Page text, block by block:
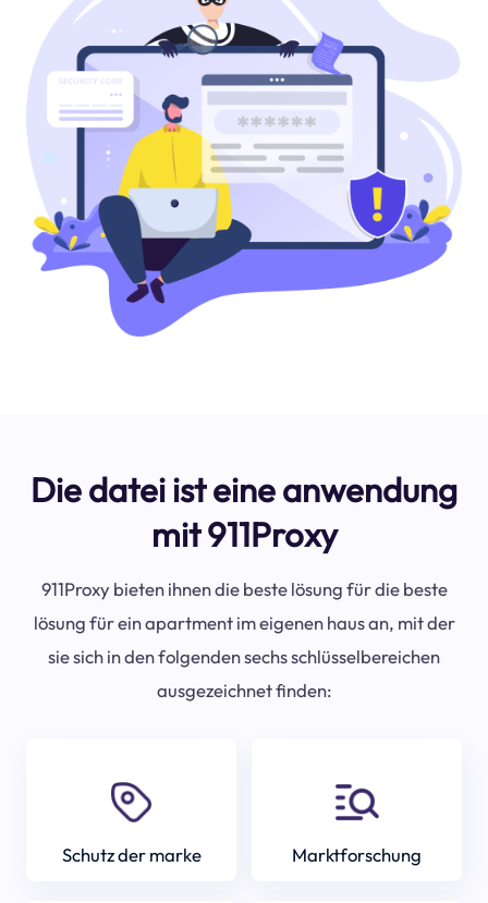
Die datei ist eine anwendung
mit 911Proxy
911Proxy bieten ihnen die beste lösung für die beste
lösung für ein apartment im eigenen haus an, mit der
sie sich in den folgenden sechs schlüsselbereichen
ausgezeichnet finden:
Schutz der marke Marktforschung